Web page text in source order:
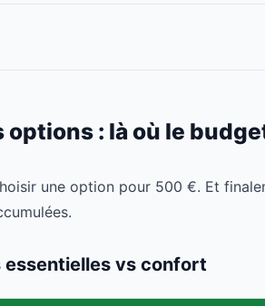
options : là où le
une option pour 500 €. Et
essentielles vs confort